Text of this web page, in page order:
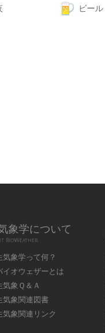
ビール
象学について
BioWeather
気象学って何？
イオウェザーとは
気象Ｑ＆Ａ
気象関連図書
気象関連リンク